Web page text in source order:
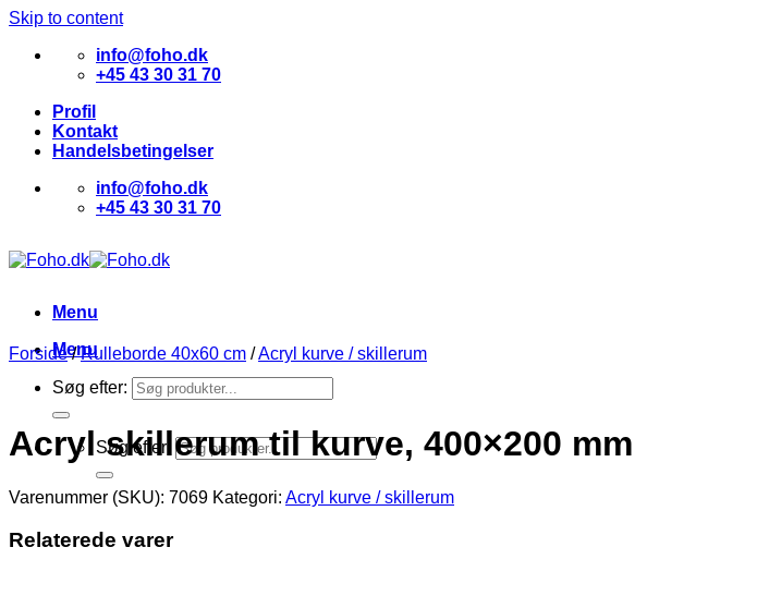
Skip to content
info@foho.dk
+45 43 30 31 70
Profil
Kontakt
Handelsbetingelser
info@foho.dk
+45 43 30 31 70
Menu
Menu
Søg efter:
Søg efter:
Forside / Rulleborde 40x60 cm /Acryl kurve / skillerum
Acryl skillerum til kurve, 400×200 mm
Varenummer (SKU): 7069 Kategori: Acryl kurve / skillerum
Relaterede varer